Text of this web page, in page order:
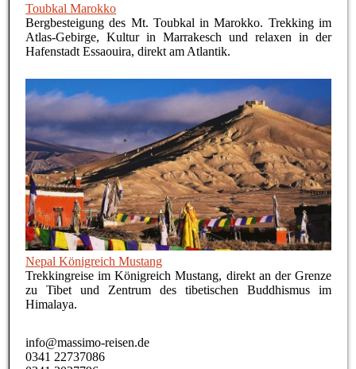
Toubkal Marokko
Bergbesteigung des Mt. Toubkal in Marokko. Trekking im
Atlas-Gebirge, Kultur in Marrakesch und relaxen in der
Hafenstadt Essaouira, direkt am Atlantik.
Nepal Königreich Mustang
Trekkingreise im Königreich Mustang, direkt an der Grenze
zu Tibet und Zentrum des tibetischen Buddhismus im
Himalaya.
info@massimo-reisen.de
0341 22737086